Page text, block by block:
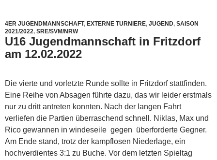
4ER JUGENDMANNSCHAFT, EXTERNE TURNIERE, JUGEND, SAISON
2021/2022, SRE/SVM/NRW
U16 Jugendmannschaft in Fritzdorf
am 12.02.2022
Die vierte und vorletzte Runde sollte in Fritzdorf stattfinden.
Eine Reihe von Absagen führte dazu, das wir leider erstmals
nur zu dritt antreten konnten. Nach der langen Fahrt
verliefen die Partien überraschend schnell. Niklas, Max und
Rico gewannen in windeseile gegen überforderte Gegner.
Am Ende stand, trotz der kampflosen Niederlage, ein
hochverdientes 3:1 zu Buche. Vor dem letzten Spieltag